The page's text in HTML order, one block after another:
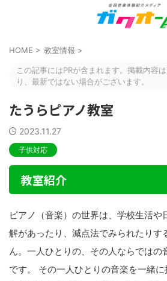
HOME > 教室情報 >
この記事にはPRが含まれます。掲載内容
り、最新ではない場合がございます。
たうらピアノ教室
2023.11.27
子供対応
教室紹介
ピアノ（音楽）の世界は、学校生活や
解があったり、減点法でみられたりす
ん。一人ひとりの、その人ならではの
です。 その一人ひとりの音楽を一緒